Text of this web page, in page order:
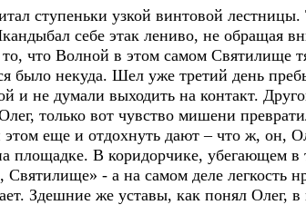
ступеньки узкой винтовой
себе этак лениво, не обращая
что Волной в этом самом Святилище
было некуда. Шел уже третий день
и не думали выходить на контакт.
только вот чувство мишени
еще и отдохнуть дают – что ж, он,
площадке. В коридорчике, убегающем
- а на самом деле легкость
Здешние же уставы, как понял Олег,